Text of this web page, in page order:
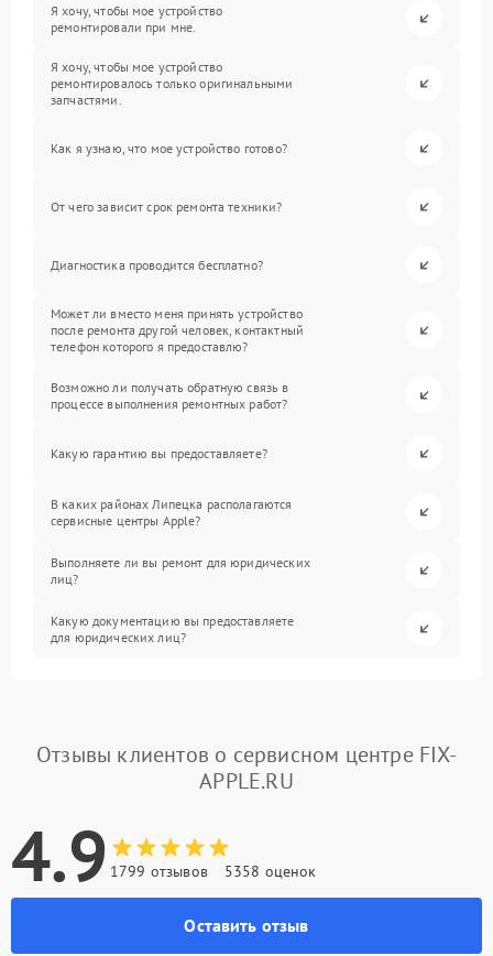
Я хочу, чтобы мое устройство
ремонтировали при мне.
Я хочу, чтобы мое устройство
ремонтировалось только оригинальными
запчастями.
Как я узнаю, что мое устройство готово?
От чего зависит срок ремонта техники?
Диагностика проводится бесплатно?
Может ли вместо меня принять устройство
после ремонта другой человек, контактный
телефон которого я предоставлю?
Возможно ли получать обратную связь в
процессе выполнения ремонтных работ?
Какую гарантию вы предоставляете?
В каких районах Липецка располагаются
сервисные центры Apple?
Выполняете ли вы ремонт для юридических
лиц?
Какую документацию вы предоставляете
для юридических лиц?
Отзывы клиентов о сервисном центре FIX-
APPLE.RU
4.9 1799 отзывов 5358 оценок
Оставить отзыв